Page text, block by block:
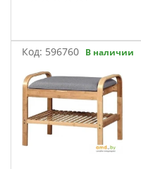
Код: 596760 В наличии